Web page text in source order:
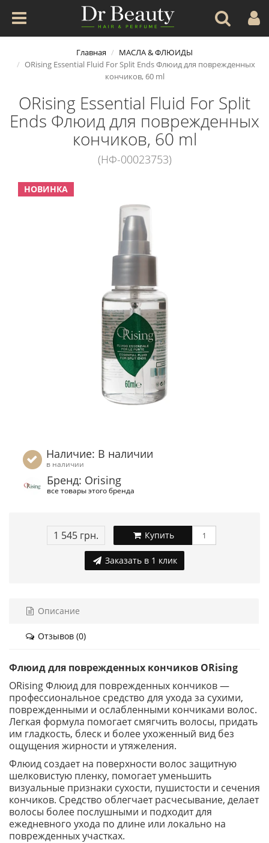
Главная
МАСЛА & ФЛЮИДЫ
ORising Essential Fluid For Split Ends Флюид для поврежденных
кончиков, 60 ml
ORising Essential Fluid For Split
Ends Флюид для поврежденных
кончиков, 60 ml
(НФ-00023753)
НОВИНКА
Наличие: В наличии
в наличии
Бренд: Orising
все товары этого бренда
1 545 грн. Купить
Заказать в 1 клик
Описание
Отзывов (0)
Флюид для поврежденных кончиков ORising
ORising Флюид для поврежденных кончиков —
профессиональное средство для ухода за сухими,
поврежденными и ослабленными кончиками волос.
Легкая формула помогает смягчить волосы, придать
им гладкость, блеск и более ухоженный вид без
ощущения жирности и утяжеления.
Флюид создает на поверхности волос защитную
шелковистую пленку, помогает уменьшить
визуальные признаки сухости, пушистости и сечения
кончиков. Средство облегчает расчесывание, делает
волосы более послушными и подходит для
ежедневного ухода по длине или локально на
поврежденных участках.